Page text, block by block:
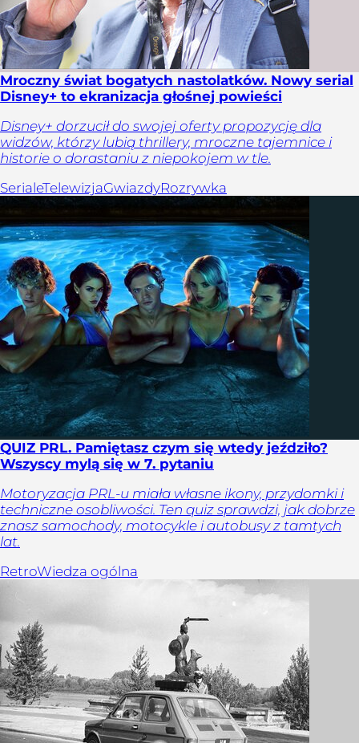
Mroczny świat bogatych nastolatków. Nowy serial
Disney+ to ekranizacja głośnej powieści
Disney+ dorzucił do swojej oferty propozycję dla
widzów, którzy lubią thrillery, mroczne tajemnice i
historie o dorastaniu z niepokojem w tle.
SerialeTelewizjaGwiazdyRozrywka
QUIZ PRL. Pamiętasz czym się wtedy jeździło?
Wszyscy mylą się w 7. pytaniu
Motoryzacja PRL-u miała własne ikony, przydomki i
techniczne osobliwości. Ten quiz sprawdzi, jak dobrze
znasz samochody, motocykle i autobusy z tamtych
lat.
RetroWiedza ogólna